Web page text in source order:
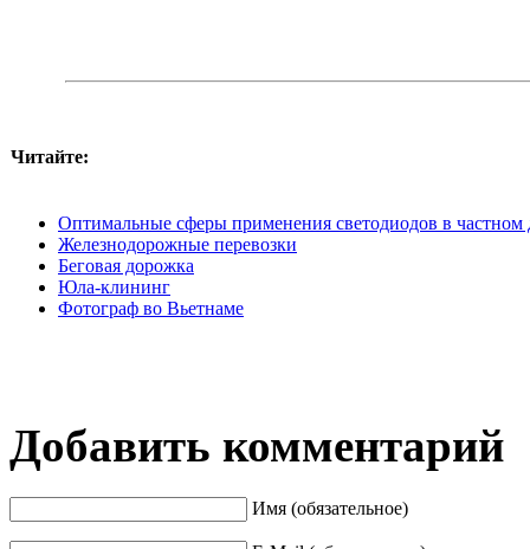
Читайте:
Оптимальные сферы применения светодиодов в частном
Железнодорожные перевозки
Беговая дорожка
Юла-клининг
Фотограф во Вьетнаме
Добавить комментарий
Имя (обязательное)